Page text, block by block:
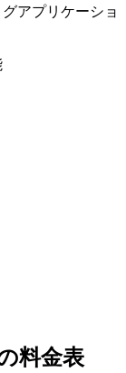
アプリケーショ
料金表